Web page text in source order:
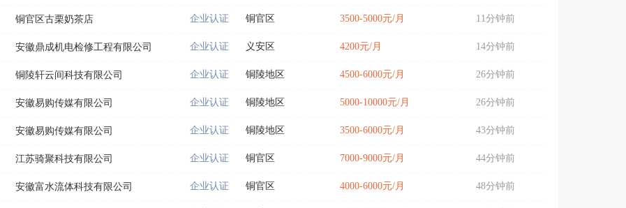
铜官区古栗奶茶店 企业认证 铜官区 3500-5000元/月 11分钟前
安徽鼎成机电检修工程有限公司 企业认证 义安区 4200元/月 14分钟前
铜陵轩云间科技有限公司 企业认证 铜陵地区 4500-6000元/月 26分钟前
安徽易购传媒有限公司 企业认证 铜陵地区 5000-10000元/月 26分钟前
安徽易购传媒有限公司 企业认证 铜陵地区 3500-6000元/月 43分钟前
江苏骑聚科技有限公司 企业认证 铜官区 7000-9000元/月 44分钟前
安徽富水流体科技有限公司 企业认证 铜官区 4000-6000元/月 48分钟前